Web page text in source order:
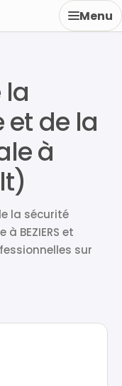
Menu
la
et de la
à
la sécurité
BEZIERS et
sur